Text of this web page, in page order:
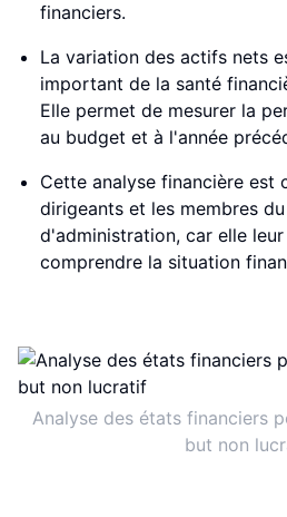
financiers.
La variation des actifs nets
important de la santé
Elle permet de mesurer la
au budget et à l'année
Cette analyse financière est
dirigeants et les membres
d'administration, car elle
comprendre la situation
Analyse des états financiers
but non